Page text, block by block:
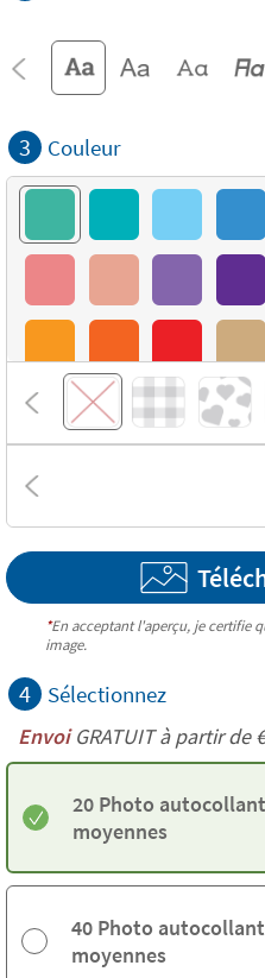
3 Couleur
*En acceptant l'aperçu, je certifie
image.
4 Sélectionnez
EnvoiGRATUIT à partir de
20 Photo
moyennes
40 Photo
moyennes